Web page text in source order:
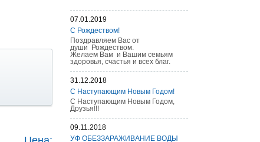
25 г/п
07.01.2019
С Рождеством!
Поздравляем Вас от
души Рождеством.
Желаем Вам и Вашим семьям
здоровья, счастья и всех благ.
31.12.2018
С Наступающим Новым Годом!
С Наступающим Новым Годом,
Друзья!!!
09.11.2018
УФ ОБЕЗЗАРАЖИВАНИЕ ВОДЫ